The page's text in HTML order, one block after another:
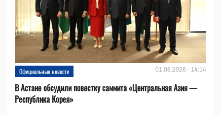
Официальные новости 01.08.2026 - 14:14
В Астане обсудили повестку саммита «Центральная Азия —
Республика Корея»